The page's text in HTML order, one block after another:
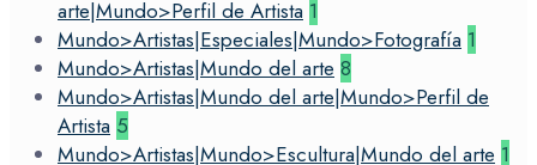
arte|Mundo>Perfil de Artista 1
Mundo>Artistas|Especiales|Mundo>Fotografía 1
Mundo>Artistas|Mundo del arte 8
Mundo>Artistas|Mundo del arte|Mundo>Perfil de
Artista 5
Mundo>Artistas|Mundo>Escultura|Mundo del arte 1